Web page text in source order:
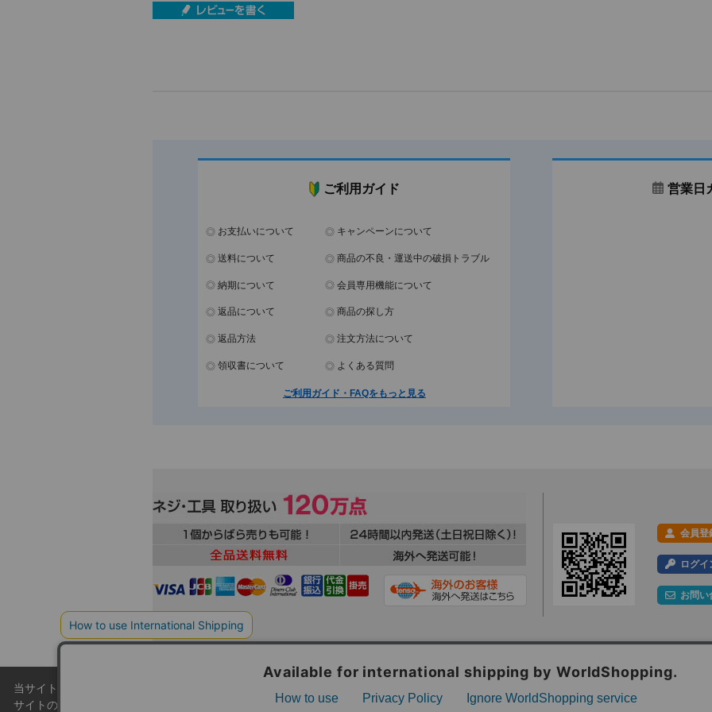
ご利用ガイド
お支払いについて キャンペーンについて
送料について 商品の不良・運送中の破損トラブル
納期について 会員専用機能について
返品について 商品の探し方
返品方法 注文方法について
領収書について よくある質問
ご利用ガイド・FAQをもっと見る
営業日
会員登
ログイ
お問い
プライバシーポリシー 特定商取引法に基づく表示
本Webサイト内のコンテンツ・文章画像への著作権は、株式会社ツルガに帰属します。一切の無断転載・転用を禁
当サイトでは利用体験の向上およびコンテンツの最適な提供、トラフィックの分析を目的としてCookieを使用しています。
サイトの閲覧を継続された場合、Cookieの利用に同意したことものといたします。